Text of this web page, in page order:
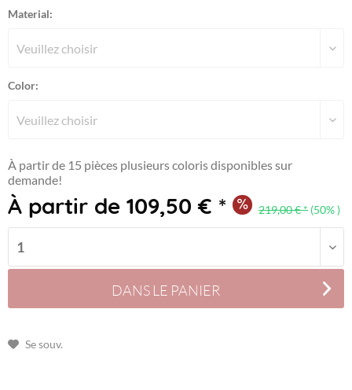
Material:
Color:
À partir de 15 pièces plusieurs coloris disponibles sur
demande!
À partir de 109,50 € * 219,00 € * (50% )
DANS LE PANIER
Se souv.